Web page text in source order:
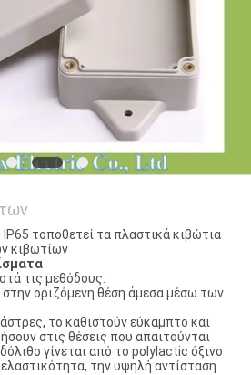
τοποθετεί τα πλαστικά κιβώτια
κιβωτίων
τις μεθόδους:
στην οριζόμενη θέση άμεσα μέσω των
το καθιστούν εύκαμπτο και
στις θέσεις που απαιτούνται
γίνεται από το polylactic όξινο
την υψηλή αντίσταση